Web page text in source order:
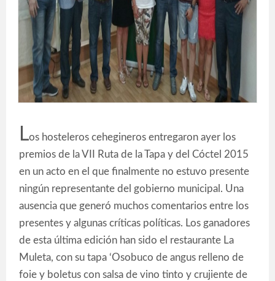
Los hosteleros cehegineros entregaron ayer los
premios de la VII Ruta de la Tapa y del Cóctel 2015
en un acto en el que finalmente no estuvo presente
ningún representante del gobierno municipal. Una
ausencia que generó muchos comentarios entre los
presentes y algunas críticas políticas. Los ganadores
de esta última edición han sido el restaurante La
Muleta, con su tapa ‘Osobuco de angus relleno de
foie y boletus con salsa de vino tinto y crujiente de